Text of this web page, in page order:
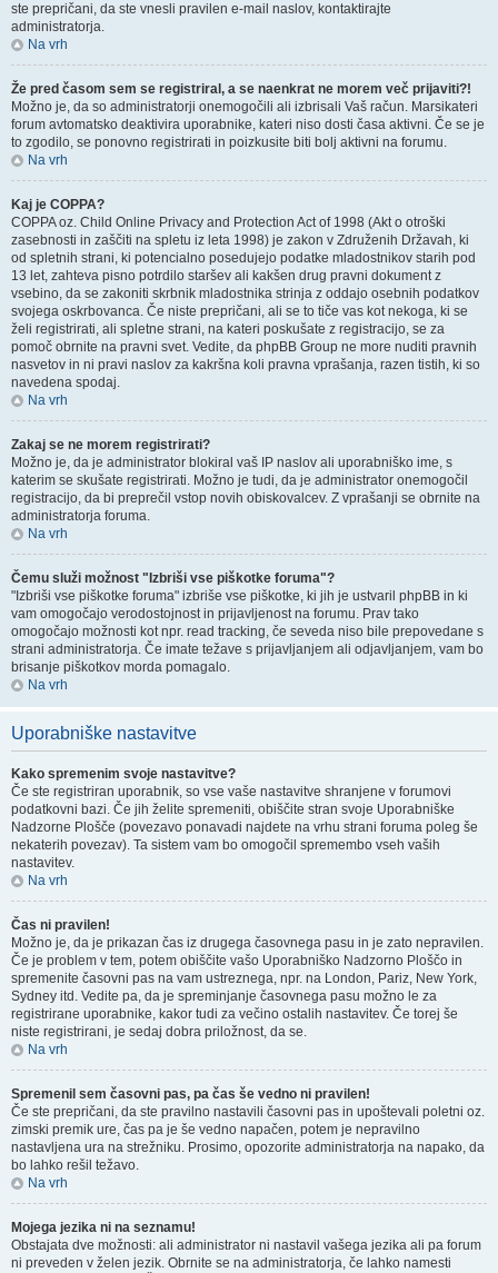
ste prepričani, da ste vnesli pravilen e-mail naslov, kontaktirajte
administratorja.
Na vrh
Že pred časom sem se registriral, a se naenkrat ne morem več prijaviti?!
Možno je, da so administratorji onemogočili ali izbrisali Vaš račun. Marsikateri
forum avtomatsko deaktivira uporabnike, kateri niso dosti časa aktivni. Če se je
to zgodilo, se ponovno registrirati in poizkusite biti bolj aktivni na forumu.
Na vrh
Kaj je COPPA?
COPPA oz. Child Online Privacy and Protection Act of 1998 (Akt o otroški
zasebnosti in zaščiti na spletu iz leta 1998) je zakon v Združenih Državah, ki
od spletnih strani, ki potencialno posedujejo podatke mladostnikov starih pod
13 let, zahteva pisno potrdilo staršev ali kakšen drug pravni dokument z
vsebino, da se zakoniti skrbnik mladostnika strinja z oddajo osebnih podatkov
svojega oskrbovanca. Če niste prepričani, ali se to tiče vas kot nekoga, ki se
želi registrirati, ali spletne strani, na kateri poskušate z registracijo, se za
pomoč obrnite na pravni svet. Vedite, da phpBB Group ne more nuditi pravnih
nasvetov in ni pravi naslov za kakršna koli pravna vprašanja, razen tistih, ki so
navedena spodaj.
Na vrh
Zakaj se ne morem registrirati?
Možno je, da je administrator blokiral vaš IP naslov ali uporabniško ime, s
katerim se skušate registrirati. Možno je tudi, da je administrator onemogočil
registracijo, da bi preprečil vstop novih obiskovalcev. Z vprašanji se obrnite na
administratorja foruma.
Na vrh
Čemu služi možnost "Izbriši vse piškotke foruma"?
"Izbriši vse piškotke foruma" izbriše vse piškotke, ki jih je ustvaril phpBB in ki
vam omogočajo verodostojnost in prijavljenost na forumu. Prav tako
omogočajo možnosti kot npr. read tracking, če seveda niso bile prepovedane s
strani administratorja. Če imate težave s prijavljanjem ali odjavljanjem, vam bo
brisanje piškotkov morda pomagalo.
Na vrh
Uporabniške nastavitve
Kako spremenim svoje nastavitve?
Če ste registriran uporabnik, so vse vaše nastavitve shranjene v forumovi
podatkovni bazi. Če jih želite spremeniti, obiščite stran svoje Uporabniške
Nadzorne Plošče (povezavo ponavadi najdete na vrhu strani foruma poleg še
nekaterih povezav). Ta sistem vam bo omogočil spremembo vseh vaših
nastavitev.
Na vrh
Čas ni pravilen!
Možno je, da je prikazan čas iz drugega časovnega pasu in je zato nepravilen.
Če je problem v tem, potem obiščite vašo Uporabniško Nadzorno Ploščo in
spremenite časovni pas na vam ustreznega, npr. na London, Pariz, New York,
Sydney itd. Vedite pa, da je spreminjanje časovnega pasu možno le za
registrirane uporabnike, kakor tudi za večino ostalih nastavitev. Če torej še
niste registrirani, je sedaj dobra priložnost, da se.
Na vrh
Spremenil sem časovni pas, pa čas še vedno ni pravilen!
Če ste prepričani, da ste pravilno nastavili časovni pas in upoštevali poletni oz.
zimski premik ure, čas pa je še vedno napačen, potem je nepravilno
nastavljena ura na strežniku. Prosimo, opozorite administratorja na napako, da
bo lahko rešil težavo.
Na vrh
Mojega jezika ni na seznamu!
Obstajata dve možnosti: ali administrator ni nastavil vašega jezika ali pa forum
ni preveden v želen jezik. Obrnite se na administratorja, če lahko namesti